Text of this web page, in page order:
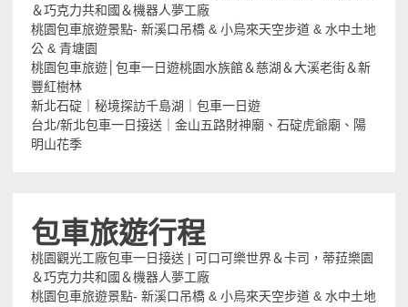
＆巧克力共和國＆機器人夢工廠
桃園包車旅遊景點- 新溪口吊橋 & 小烏來天空步道 & 水中土地
公 & 青塘園
桃園包車旅遊│包車一日遊桃園水族館＆慈湖＆大溪老街＆新
豐紅樹林
新北石碇｜秘境探訪千島湖｜包車一日遊
台北/新北包車一日接送｜金山五路財神廟、石碇虎爺廟、陽
明山花季
包車旅遊行程
桃園觀光工廠包車一日接送 | 可口可樂世界＆卡司，蒂菈樂園
＆巧克力共和國＆機器人夢工廠
桃園包車旅遊景點- 新溪口吊橋 & 小烏來天空步道 & 水中土地